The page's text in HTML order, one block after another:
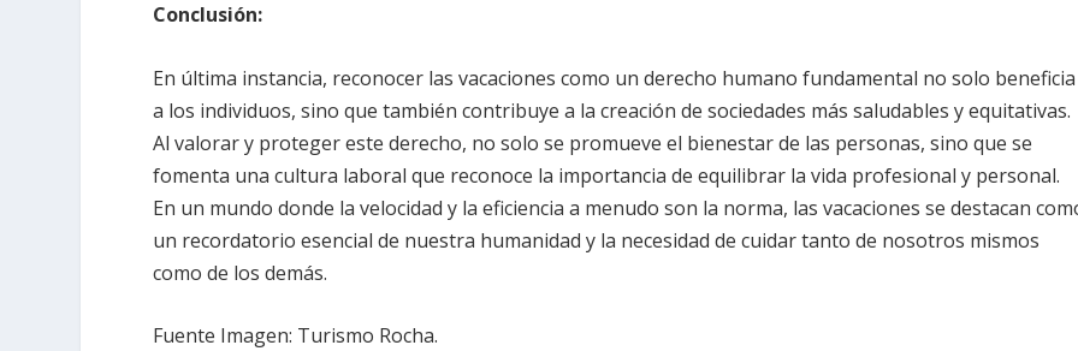
Conclusión:
En última instancia, reconocer las vacaciones como un derecho humano fundamental no solo beneficia
a los individuos, sino que también contribuye a la creación de sociedades más saludables y equitativas.
Al valorar y proteger este derecho, no solo se promueve el bienestar de las personas, sino que se
fomenta una cultura laboral que reconoce la importancia de equilibrar la vida profesional y personal.
En un mundo donde la velocidad y la eficiencia a menudo son la norma, las vacaciones se destacan
un recordatorio esencial de nuestra humanidad y la necesidad de cuidar tanto de nosotros mismos
como de los demás.
Fuente Imagen: Turismo Rocha.